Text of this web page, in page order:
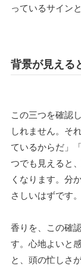
っているサイン
背景が見える
この三つを確認
しれません。そ
ているからだ」
つでも見えると
くなります。分
さしいはずです。
香りを、この確
す。心地よいと
と、頭の忙しさ